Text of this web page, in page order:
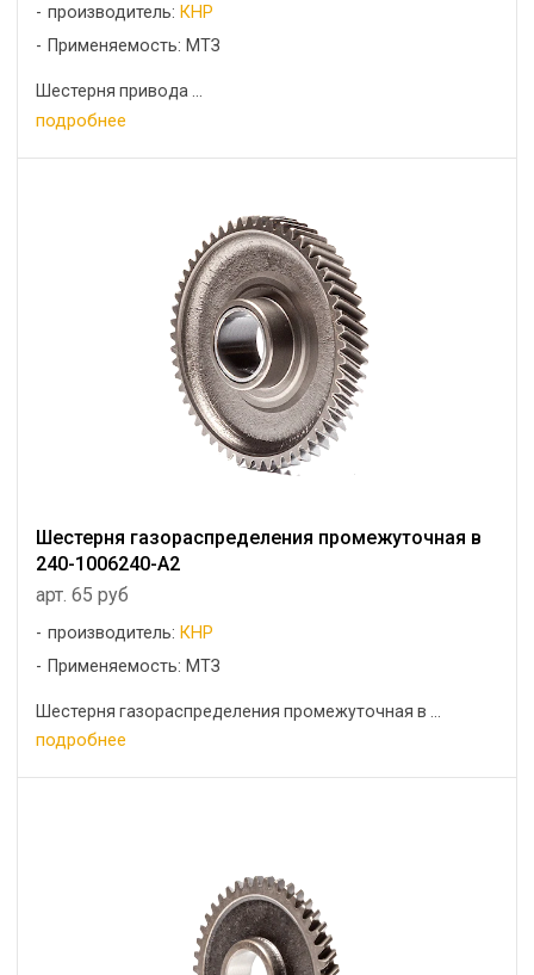
производитель: КНР
Применяемость: МТЗ
Шестерня привода ...
подробнее
Шестерня газораспределения промежуточная в
240-1006240-А2
арт. 65 руб
производитель: КНР
Применяемость: МТЗ
Шестерня газораспределения промежуточная в ...
подробнее